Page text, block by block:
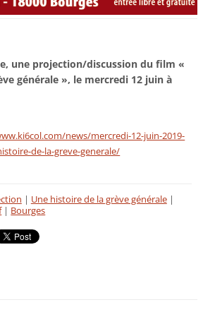
une projection/discussion du film «
générale », le mercredi 12 juin à
news/mercredi-12-juin-2019-
de-la-greve-generale/
| Une histoire de la grève générale |
| Bourges